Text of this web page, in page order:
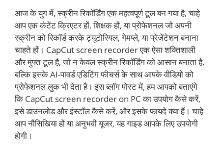
आज के युग में, स्क्रीन रिकॉर्डिंग एक महत्वपूर्ण टूल बन गया है, चाहे
आप एक कंटेंट क्रिएटर हों, शिक्षक हों, या प्रोफेशनल जो अपनी
स्क्रीन को रिकॉर्ड करके ट्यूटोरियल, गेमप्ले, या प्रेजेंटेशन बनाना
चाहते हों। CapCut screen recorder एक ऐसा शक्तिशाली
और मुफ्त टूल है, जो न केवल स्क्रीन रिकॉर्डिंग को आसान बनाता है,
बल्कि इसके AI-पावर्ड एडिटिंग फीचर्स के साथ आपके वीडियो को
प्रोफेशनल लुक भी देता है। इस ब्लॉग पोस्ट में, हम आपको बताएंगे
कि CapCut screen recorder on PC का उपयोग कैसे करें,
इसे डाउनलोड और इंस्टॉल कैसे करें, और इसके फायदे क्या हैं। चाहे
आप नौसिखिया हों या अनुभवी यूजर, यह गाइड आपके लिए उपयोगी
होगी।